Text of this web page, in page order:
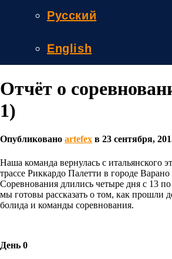
Русский
English
Отчёт о
1)
Опубликовано artefex в 23 сентября,
Наша команда вернулась с итальянского
трассе Риккардо Палетти в городе
Соревнования длились четыре дня с 13 по
мы готовы рассказать о том, как прошли
болида и команды соревнования.
День 0